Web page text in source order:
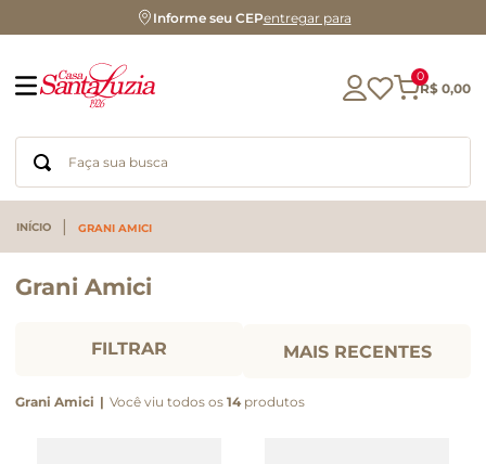
Informe seu CEPentregar para
0
R$ 0,00
Faça sua busca
GRANI AMICI
Grani Amici
FILTRAR MAIS RECENTES
Grani Amici Você viu todos os 14produtos
Termos mais buscados
geleia
gluten
chocolate
biscoito